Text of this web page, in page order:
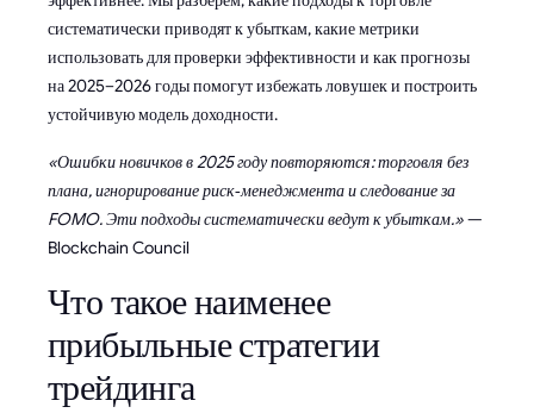
систематически приводят к убыткам, какие метрики
использовать для проверки эффективности и как прогнозы
на 2025–2026 годы помогут избежать ловушек и построить
устойчивую модель доходности.
«Ошибки новичков в 2025 году повторяются: торговля без
плана, игнорирование риск‑менеджмента и следование за
FOMO. Эти подходы систематически ведут к убыткам.»—
Blockchain Council
Что такое наименее
прибыльные стратегии
трейдинга